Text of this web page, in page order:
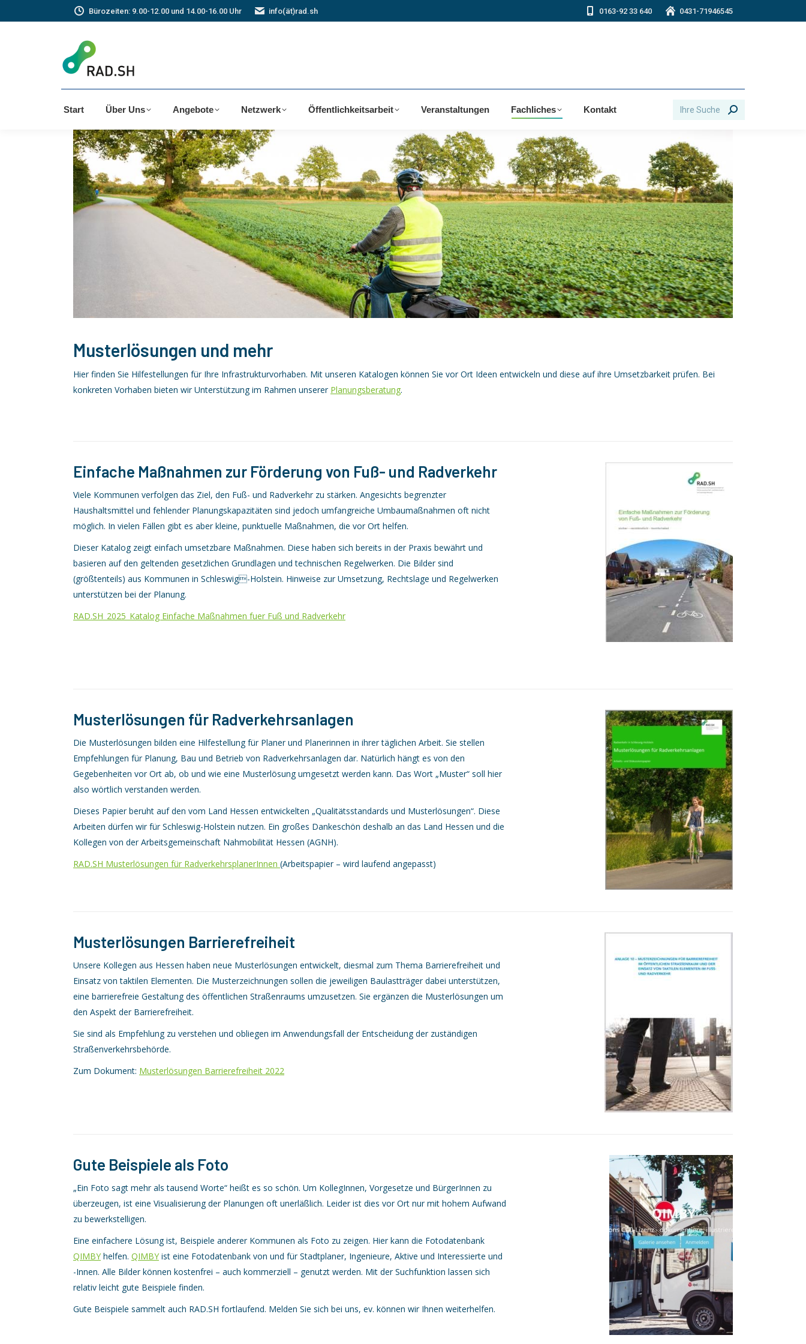
Bürozeiten: 9.00-12.00 und 14.00-16.00 Uhr info(ät)rad.sh 0163-92 33 640 0431-71946545
Start Über Uns Angebote Netzwerk Öffentlichkeitsarbeit Veranstaltungen Fachliches Kontakt Search:
Musterlösungen und mehr
Hier finden Sie Hilfestellungen für Ihre Infrastrukturvorhaben. Mit unseren Katalogen können Sie vor Ort Ideen entwickeln und diese auf ihre Umsetzbarkeit prüfen. Bei
konkreten Vorhaben bieten wir Unterstützung im Rahmen unserer Planungsberatung.
Einfache Maßnahmen zur Förderung von Fuß- und Radverkehr
Viele Kommunen verfolgen das Ziel, den Fuß- und Radverkehr zu stärken. Angesichts begrenzter
Haushaltsmittel und fehlender Planungskapazitäten sind jedoch umfangreiche Umbaumaßnahmen oft nicht
möglich. In vielen Fällen gibt es aber kleine, punktuelle Maßnahmen, die vor Ort helfen.
Dieser Katalog zeigt einfach umsetzbare Maßnahmen. Diese haben sich bereits in der Praxis bewährt und
basieren auf den geltenden gesetzlichen Grundlagen und technischen Regelwerken. Die Bilder sind
(größtenteils) aus Kommunen in Schleswig-Holstein. Hinweise zur Umsetzung, Rechtslage und Regelwerken
unterstützen bei der Planung.
RAD.SH_2025_Katalog Einfache Maßnahmen fuer Fuß und Radverkehr
Musterlösungen für Radverkehrsanlagen
Die Musterlösungen bilden eine Hilfestellung für Planer und Planerinnen in ihrer täglichen Arbeit. Sie stellen
Empfehlungen für Planung, Bau und Betrieb von Radverkehrsanlagen dar. Natürlich hängt es von den
Gegebenheiten vor Ort ab, ob und wie eine Musterlösung umgesetzt werden kann. Das Wort „Muster“ soll hier
also wörtlich verstanden werden.
Dieses Papier beruht auf den vom Land Hessen entwickelten „Qualitätsstandards und Musterlösungen“. Diese
Arbeiten dürfen wir für Schleswig-Holstein nutzen. Ein großes Dankeschön deshalb an das Land Hessen und die
Kollegen von der Arbeitsgemeinschaft Nahmobilität Hessen (AGNH).
RAD.SH Musterlösungen für RadverkehrsplanerInnen (Arbeitspapier – wird laufend angepasst)
Musterlösungen Barrierefreiheit
Unsere Kollegen aus Hessen haben neue Musterlösungen entwickelt, diesmal zum Thema Barrierefreiheit und
Einsatz von taktilen Elementen. Die Musterzeichnungen sollen die jeweiligen Baulastträger dabei unterstützen,
eine barrierefreie Gestaltung des öffentlichen Straßenraums umzusetzen. Sie ergänzen die Musterlösungen um
den Aspekt der Barrierefreiheit.
Sie sind als Empfehlung zu verstehen und obliegen im Anwendungsfall der Entscheidung der zuständigen
Straßenverkehrsbehörde.
Zum Dokument: Musterlösungen Barrierefreiheit 2022
Gute Beispiele als Foto
„Ein Foto sagt mehr als tausend Worte“ heißt es so schön. Um KollegInnen, Vorgesetze und BürgerInnen zu
überzeugen, ist eine Visualisierung der Planungen oft unerläßlich. Leider ist dies vor Ort nur mit hohem Aufwand
zu bewerkstelligen.
Eine einfachere Lösung ist, Beispiele anderer Kommunen als Foto zu zeigen. Hier kann die Fotodatenbank
QIMBY helfen. QIMBY ist eine Fotodatenbank von und für Stadtplaner, Ingenieure, Aktive und Interessierte und
-Innen. Alle Bilder können kostenfrei – auch kommerziell – genutzt werden. Mit der Suchfunktion lassen sich
relativ leicht gute Beispiele finden.
Gute Beispiele sammelt auch RAD.SH fortlaufend. Melden Sie sich bei uns, ev. können wir Ihnen weiterhelfen.